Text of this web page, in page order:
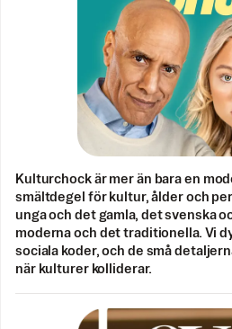
Kulturchock är mer än bara en
smältdegel för kultur, ålder och
unga och det gamla, det svenska
moderna och det traditionella. Vi
sociala koder, och de små
när kulturer kolliderar.